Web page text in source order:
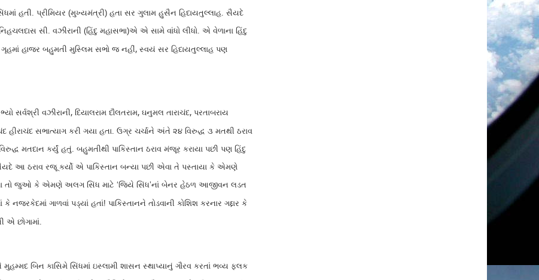
હતી. પ્રીમિયર (મુખ્યમંત્રી) હતા સર ગુલામ હુસૈન હિદાયતુલ્લાહ. સૈયદે
સી. વઝીરાની (હિંદુ મહાસભા)એ એ સામે વાંધો લીધો. એ વેળાના હિંદુ
ગૃહમાં હાજર બહુમતી મુસ્લિમ સભો જ નહીં, સ્વયં સર હિદાયતુલ્લાહ પણ
સર્વશ્રી વઝીરાની, દિયાલરામ દૌલતરામ, ઘનુમલ તારાચંદ, પરતાબરાય
હીરાચંદ સભાત્યાગ કરી ગયા હતા. ઉગ્ર ચર્ચાને અંતે ૨૪ વિરુદ્ધ ૩ મતથી ઠરાવ
મતદાન કર્યું હતું. બહુમતીથી પાકિસ્તાન ઠરાવ મંજૂર કરાયા પછી પણ હિંદુ
આ ઠરાવ રજૂ કર્યો એ પાકિસ્તાન બન્યા પછી એવા તે પસ્તાયા કે એમણે
તો જુઓ કે એમણે અલગ સિંધ માટે ‘જિયે સિંધ’નાં બેનર હેઠળ આજીવન લડત
નજરકેદમાં ગાળવાં પડ્યાં હતાં! પાકિસ્તાનને તોડવાની કોશિશ કરનાર ગદ્દાર કે
એ છોગામાં.
બિન કાસિમે સિંધમાં ઇસ્લામી શાસન સ્થાપ્યાનું ગૌરવ કરતાં ભવ્ય ફલક